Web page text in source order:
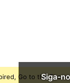
Siga-
Go to the